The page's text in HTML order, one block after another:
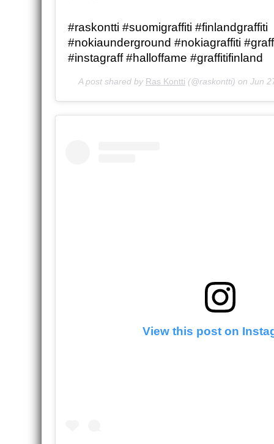
#raskontti #suomigraffiti #finlandgraffiti
#nokiaunderground #nokiagraffiti
#instagraff #halloffame #graffitifinland
A post shared by Ras Kontti (@raskontti) on Jun
View this post on